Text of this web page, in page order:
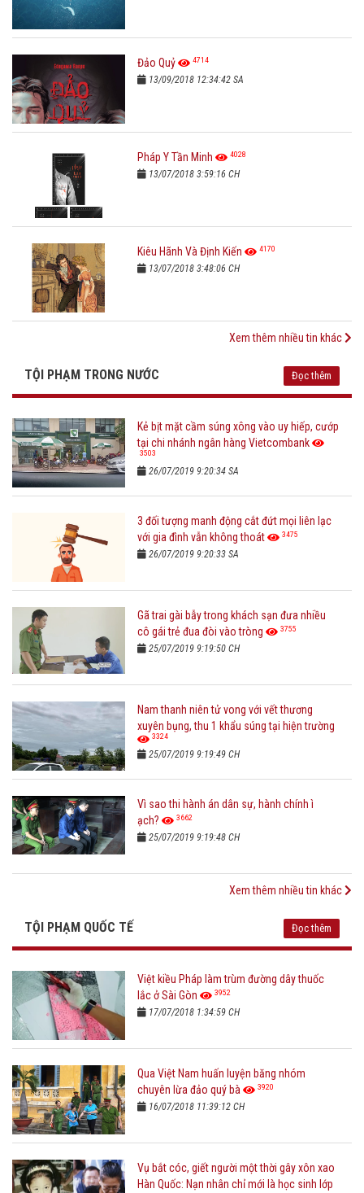
Đảo Quỷ 4714
13/09/2018 12:34:42 SA
Pháp Y Tần Minh 4028
13/07/2018 3:59:16 CH
Kiêu Hãnh Và Định Kiến 4170
13/07/2018 3:48:06 CH
Xem thêm nhiều tin khác
TỘI PHẠM TRONG NƯỚC Đọc thêm
Kẻ bịt mặt cầm súng xông vào uy hiếp, cướp
tại chi nhánh ngân hàng Vietcombank
3503
26/07/2019 9:20:34 SA
3 đối tượng manh động cắt đứt mọi liên lạc
với gia đình vẫn không thoát
3475
26/07/2019 9:20:33 SA
Gã trai gài bẫy trong khách sạn đưa nhiều
cô gái trẻ đua đòi vào tròng
3755
25/07/2019 9:19:50 CH
Nam thanh niên tử vong với vết thương
xuyên bụng, thu 1 khẩu súng tại hiện trường
3324
25/07/2019 9:19:49 CH
Vì sao thi hành án dân sự, hành chính ì
ạch?
3662
25/07/2019 9:19:48 CH
Xem thêm nhiều tin khác
TỘI PHẠM QUỐC TẾ Đọc thêm
Việt kiều Pháp làm trùm đường dây thuốc
lắc ở Sài Gòn
3952
17/07/2018 1:34:59 CH
Qua Việt Nam huấn luyện băng nhóm
chuyên lừa đảo quý bà
3920
16/07/2018 11:39:12 CH
Vụ bắt cóc, giết người một thời gây xôn xao
Hàn Quốc: Nạn nhân chỉ mới là học sinh lớp